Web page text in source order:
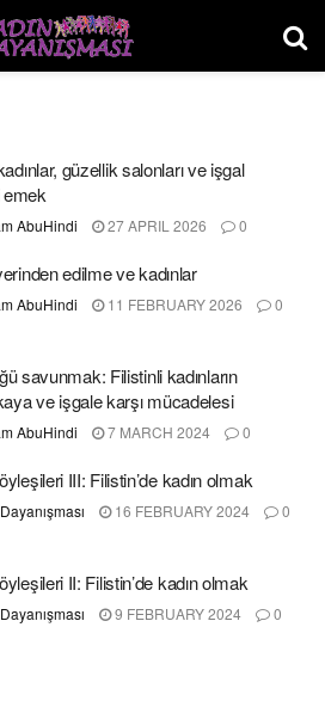
güzellik salonları ve işgal
emek
AbuHindi 27 APRIL 2026 0
edilme ve kadınlar
AbuHindi 11 FEBRUARY 2026 0
savunmak: Filistinli kadınların
ve işgale karşı mücadelesi
AbuHindi 7 MARCH 2024 0
III: Filistin’de kadın olmak
16 FEBRUARY 2024 0
II: Filistin’de kadın olmak
9 FEBRUARY 2024 0